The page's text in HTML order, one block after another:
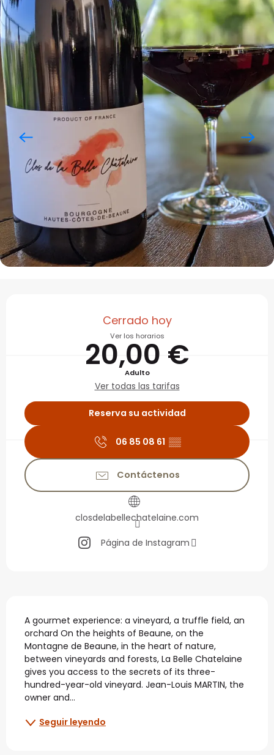
Horarios y datos de
Cerrado hoy
Ver los horarios
20,00 €
Adulto
Ver todas las tarifas
Reserva su actividad
06 85 08 61 ▒▒
Contáctenos
closdelabellechatelaine.com
Página de Instagram
Descripción
A gourmet experience: a vineyard, a truffle field, an
orchard On the heights of Beaune, on the
Montagne de Beaune, in the heart of nature,
between vineyards and forests, La Belle Chatelaine
gives you access to the secrets of its three-
hundred-year-old vineyard. Jean-Louis MARTIN, the
owner and...
Seguir leyendo